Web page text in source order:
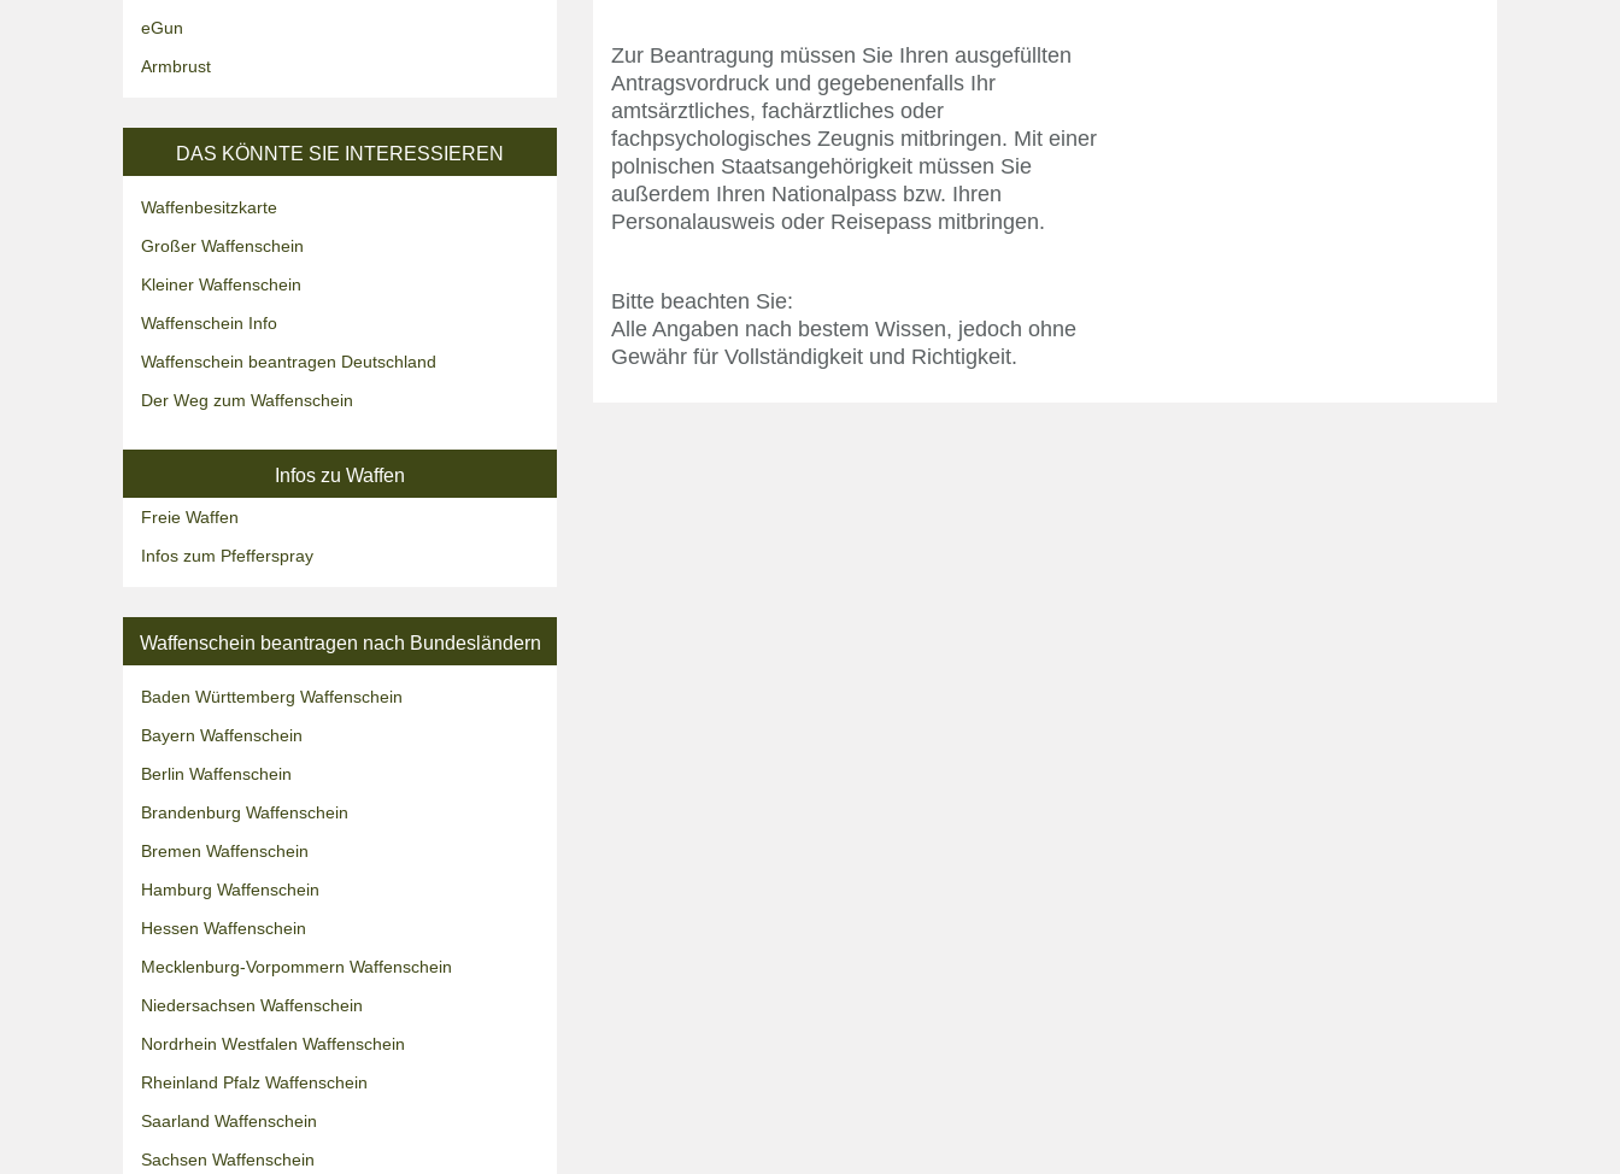
Zur Beantragung müssen Sie Ihren ausgefüllten
Antragsvordruck und gegebenenfalls Ihr
amtsärztliches, fachärztliches oder
fachpsychologisches Zeugnis mitbringen. Mit einer
polnischen Staatsangehörigkeit müssen Sie
außerdem Ihren Nationalpass bzw. Ihren
Personalausweis oder Reisepass mitbringen.
Bitte beachten Sie:
Alle Angaben nach bestem Wissen, jedoch ohne
Gewähr für Vollständigkeit und Richtigkeit.
eGun
Armbrust
DAS KÖNNTE SIE INTERESSIEREN
Waffenbesitzkarte
Großer Waffenschein
Kleiner Waffenschein
Waffenschein Info
Waffenschein beantragen Deutschland
Der Weg zum Waffenschein
Infos zu Waffen
Freie Waffen
Infos zum Pfefferspray
Waffenschein beantragen nach Bundesländern
Baden Württemberg Waffenschein
Bayern Waffenschein
Berlin Waffenschein
Brandenburg Waffenschein
Bremen Waffenschein
Hamburg Waffenschein
Hessen Waffenschein
Mecklenburg-Vorpommern Waffenschein
Niedersachsen Waffenschein
Nordrhein Westfalen Waffenschein
Rheinland Pfalz Waffenschein
Saarland Waffenschein
Sachsen Waffenschein